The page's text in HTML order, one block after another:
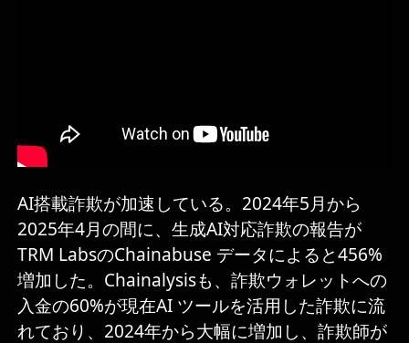
AI搭載詐欺が加速している。2024年5月から
2025年4月の間に、生成AI対応詐欺の報告が
TRM LabsのChainabuse データによると456%
増加した。Chainalysisも、詐欺ウォレットへの
入金の60%が現在AI ツールを活用した詐欺に流
れており、2024年から大幅に増加し、詐欺師が